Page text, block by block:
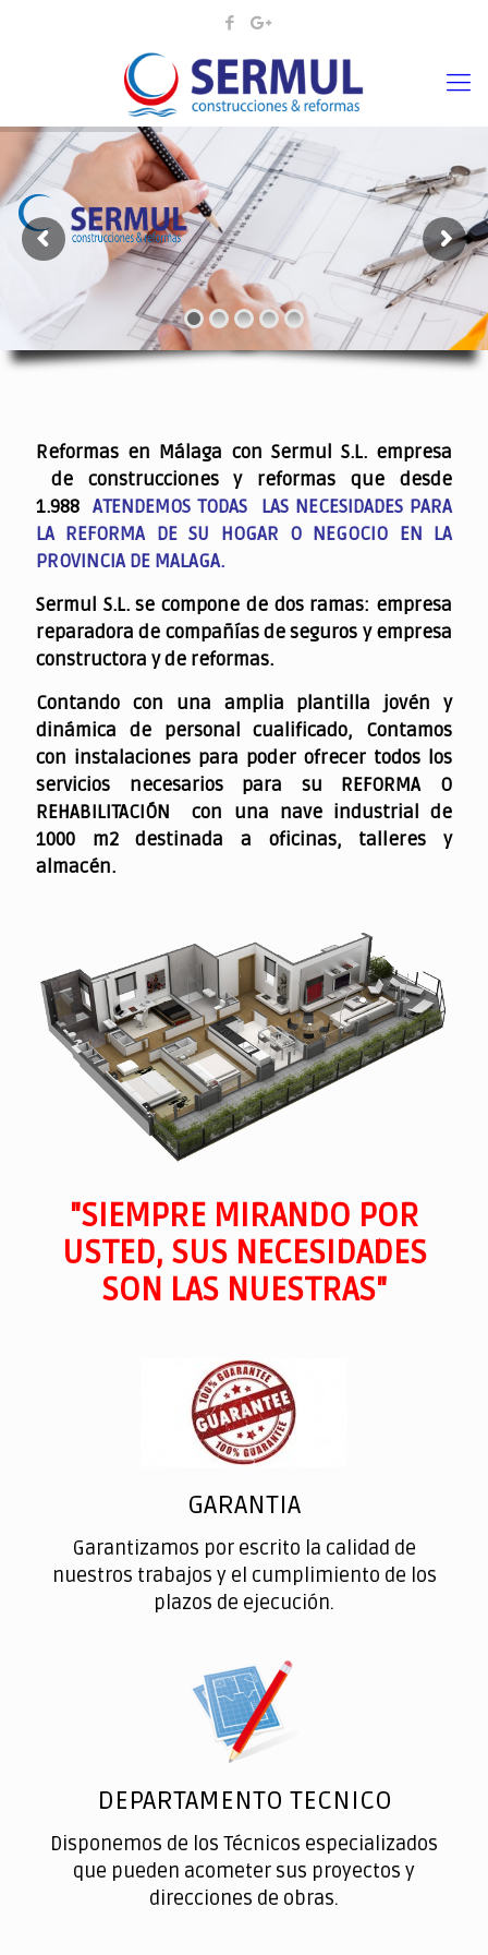
¡¡DAMOS VIDA A SUS
Reformas en Málaga con Sermul S.L. empresa
de construcciones y reformas que desde
1.988ATENDEMOS TODAS LAS NECESIDADES PARA
LA REFORMA DE SU HOGAR O NEGOCIO EN LA
PROVINCIA DE MALAGA.
Sermul S.L. se compone de dos ramas: empresa
reparadora de compañías de seguros y empresa
constructora y de reformas.
Contando con una amplia plantilla jovén y
dinámica de personal cualificado, Contamos
con instalaciones para poder ofrecer todos los
servicios necesarios para su REFORMA O
REHABILITACIÓN con una nave industrial de
1000 m2 destinada a oficinas, talleres y
almacén.
"SIEMPRE MIRANDO POR
USTED, SUS NECESIDADES
SON LAS NUESTRAS"
GARANTIA
Garantizamos por escrito la calidad de
nuestros trabajos y el cumplimiento de los
plazos de ejecución.
DEPARTAMENTO TECNICO
Disponemos de los Técnicos especializados
que pueden acometer sus proyectos y
direcciones de obras.